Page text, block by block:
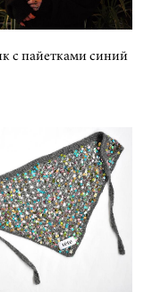
с пайетками синий